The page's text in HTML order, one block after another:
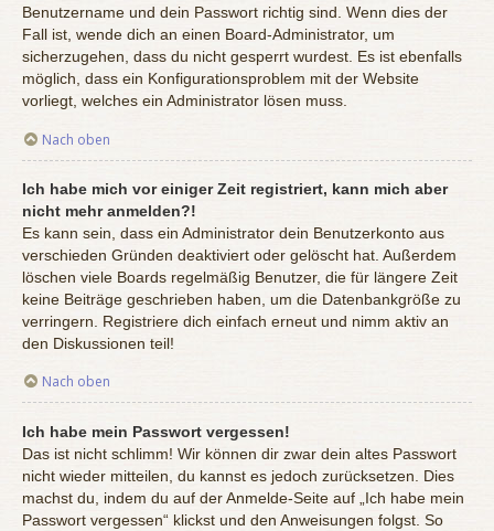
Benutzername und dein Passwort richtig sind. Wenn dies der
Fall ist, wende dich an einen Board-Administrator, um
sicherzugehen, dass du nicht gesperrt wurdest. Es ist ebenfalls
möglich, dass ein Konfigurationsproblem mit der Website
vorliegt, welches ein Administrator lösen muss.
Nach oben
Ich habe mich vor einiger Zeit registriert, kann mich aber
nicht mehr anmelden?!
Es kann sein, dass ein Administrator dein Benutzerkonto aus
verschieden Gründen deaktiviert oder gelöscht hat. Außerdem
löschen viele Boards regelmäßig Benutzer, die für längere Zeit
keine Beiträge geschrieben haben, um die Datenbankgröße zu
verringern. Registriere dich einfach erneut und nimm aktiv an
den Diskussionen teil!
Nach oben
Ich habe mein Passwort vergessen!
Das ist nicht schlimm! Wir können dir zwar dein altes Passwort
nicht wieder mitteilen, du kannst es jedoch zurücksetzen. Dies
machst du, indem du auf der Anmelde-Seite auf „Ich habe mein
Passwort vergessen“ klickst und den Anweisungen folgst. So